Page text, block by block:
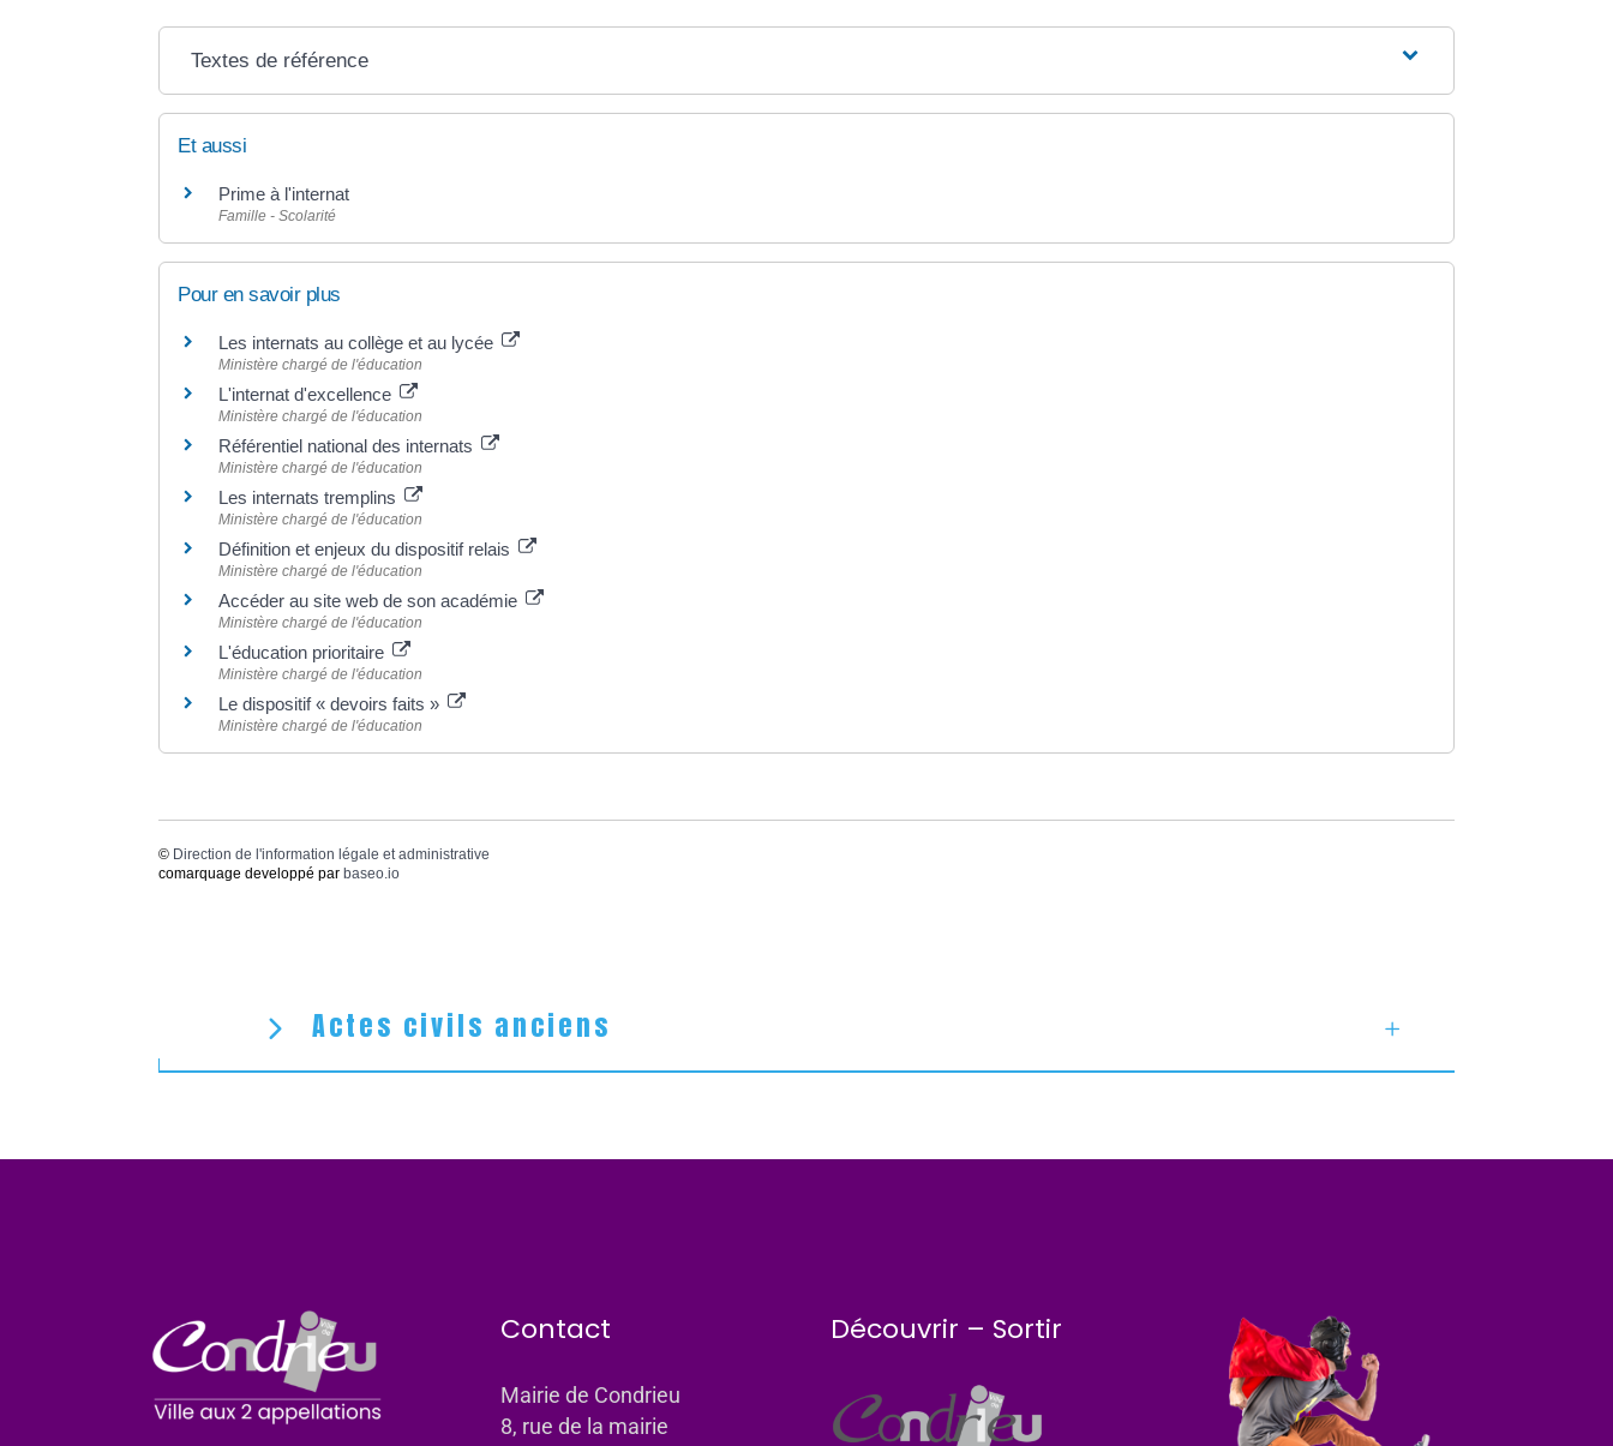
Textes de référence
Et aussi
Prime à l'internat
Famille - Scolarité
Pour en savoir plus
Les internats au collège et au lycée
Ministère chargé de l'éducation
L'internat d'excellence
Ministère chargé de l'éducation
Référentiel national des internats
Ministère chargé de l'éducation
Les internats tremplins
Ministère chargé de l'éducation
Définition et enjeux du dispositif relais
Ministère chargé de l'éducation
Accéder au site web de son académie
Ministère chargé de l'éducation
L'éducation prioritaire
Ministère chargé de l'éducation
Le dispositif « devoirs faits »
Ministère chargé de l'éducation
© Direction de l'information légale et administrative
comarquage developpé par baseo.io
Actes civils anciens
Contact
Mairie de Condrieu
8, rue de la mairie
Découvrir – Sortir